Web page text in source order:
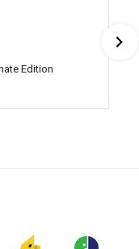
в H1Z1
ты засек противника
так что игра вряд
чтобы выжить, а с
в "мозгах"
Edition